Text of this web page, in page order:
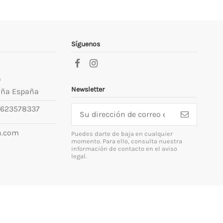
España
623578337
Síguenos
Newsletter
Puedes darte de baja en cualquier
momento. Para ello, consulta nuestra
información de contacto en el aviso
legal.